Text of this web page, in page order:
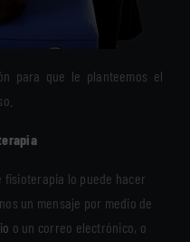
para que le planteemos el
fisioterapia lo puede hacer
un mensaje por medio de
o un correo electrónico, o